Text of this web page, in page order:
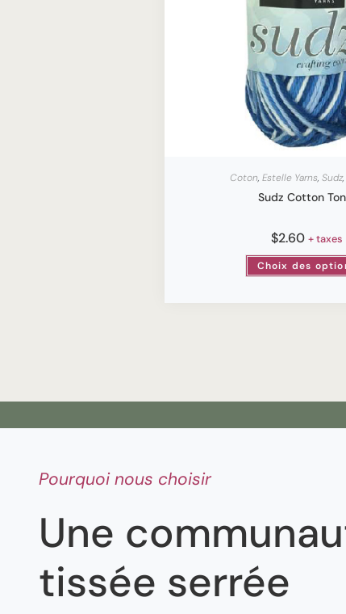
Coton, Estelle Yarns, Sudz,
Sudz Cotton
$2.60 + taxes
Choix des
Pourquoi nous choisir
Une
tissée serrée